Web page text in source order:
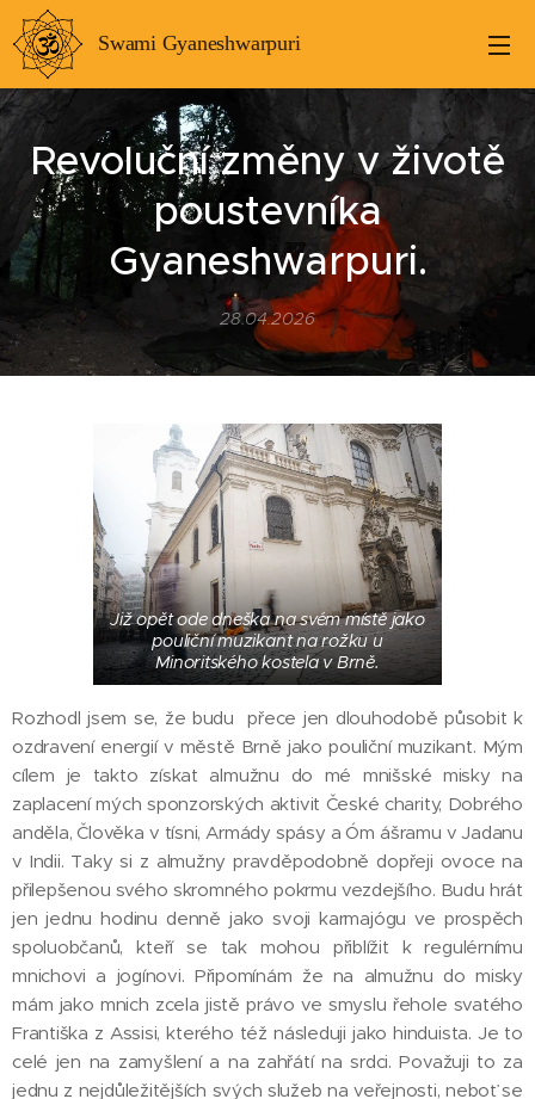
Swami Gyaneshwarpuri
Revoluční změny v životě
poustevníka
Gyaneshwarpuri.
28.04.2026
Již opět ode dneška na svém místě jako
pouliční muzikant na rožku u
Minoritského kostela v Brně.
Rozhodl jsem se, že budu přece jen dlouhodobě působit k
ozdravení energií v městě Brně jako pouliční muzikant. Mým
cílem je takto získat almužnu do mé mnišské misky na
zaplacení mých sponzorských aktivit České charity, Dobrého
anděla, Člověka v tísni, Armády spásy a Óm ášramu v Jadanu
v Indii. Taky si z almužny pravděpodobně dopřeji ovoce na
přilepšenou svého skromného pokrmu vezdejšího. Budu hrát
jen jednu hodinu denně jako svoji karmajógu ve prospěch
spoluobčanů, kteří se tak mohou přiblížit k regulérnímu
mnichovi a jogínovi. Připomínám že na almužnu do misky
mám jako mnich zcela jistě právo ve smyslu řehole svatého
Františka z Assisi, kterého též následuji jako hinduista. Je to
celé jen na zamyšlení a na zahřátí na srdci. Považuji to za
jednu z nejdůležitějších svých služeb na veřejnosti, neboť se